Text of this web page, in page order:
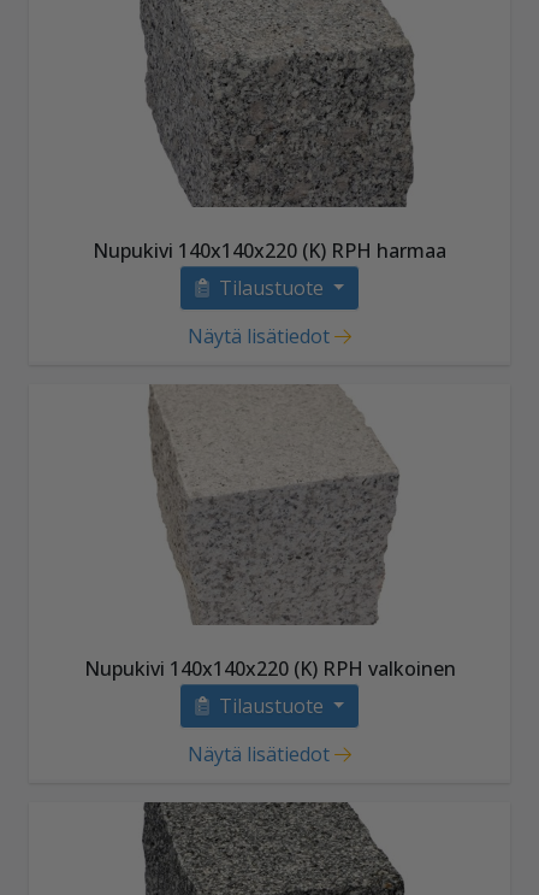
Nupukivi 140x140x220 (K) RPH harmaa
Tilaustuote
Näytä lisätiedot
Nupukivi 140x140x220 (K) RPH valkoinen
Tilaustuote
Näytä lisätiedot